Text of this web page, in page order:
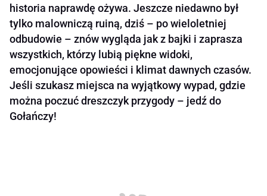
historia naprawdę ożywa. Jeszcze niedawno był
tylko malowniczą ruiną, dziś – po wieloletniej
odbudowie – znów wygląda jak z bajki i zaprasza
wszystkich, którzy lubią piękne widoki,
emocjonujące opowieści i klimat dawnych czasów.
Jeśli szukasz miejsca na wyjątkowy wypad, gdzie
można poczuć dreszczyk przygody – jedź do
Gołańczy!